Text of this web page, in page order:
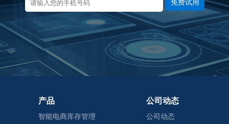
免费试用
产品
智能电商库存管理
公司动态
公司动态